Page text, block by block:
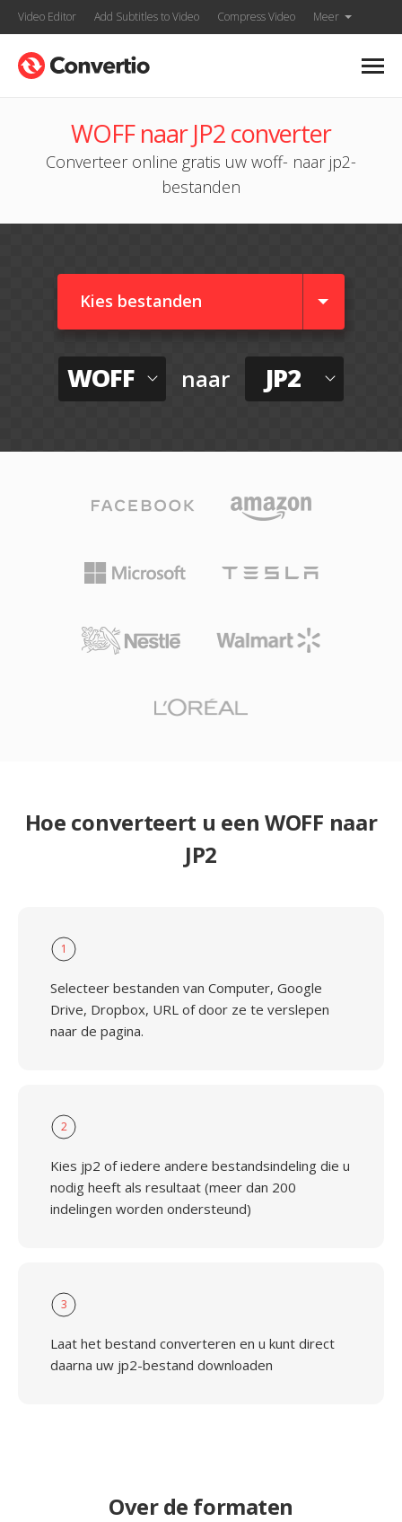
Video Editor Add Subtitles to Video Compress Video Meer
WOFF naar JP2 converter
Converteer online gratis uw woff- naar jp2-
bestanden
Kies bestanden
WOFF naar JP2
Hoe converteert u een WOFF naar
JP2
1
Selecteer bestanden van Computer, Google
Drive, Dropbox, URL of door ze te verslepen
naar de pagina.
2
Kies jp2 of iedere andere bestandsindeling die u
nodig heeft als resultaat (meer dan 200
indelingen worden ondersteund)
3
Laat het bestand converteren en u kunt direct
daarna uw jp2-bestand downloaden
Over de formaten